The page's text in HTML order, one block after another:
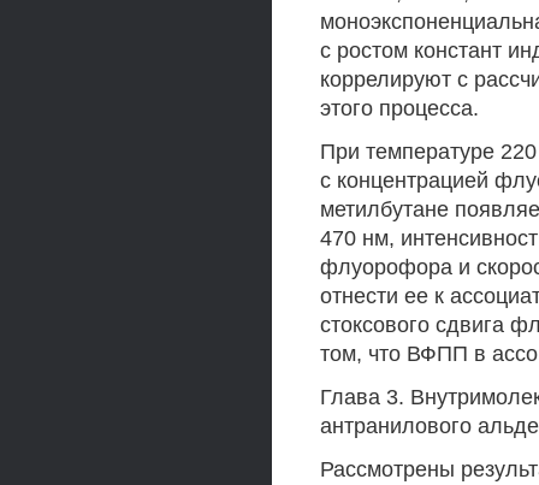
с ростом констант
коррелируют с
этого процесса.
При температуре
с концентрацией
метилбутане
470 нм,
флуорофора и
отнести ее к
стоксового сдвига
том, что ВФПП в
Глава 3.
антранилового
Рассмотрены